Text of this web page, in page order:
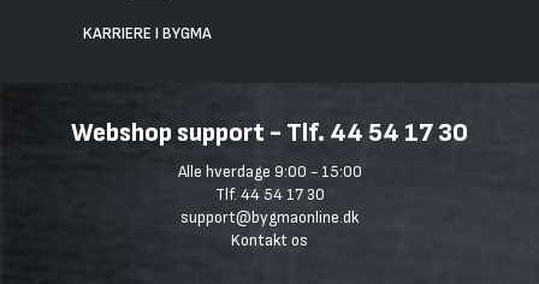
KARRIERE I BYGMA
Webshop support - Tlf. 44 54 17 30
Alle hverdage 9:00 - 15:00
Tlf. 44 54 17 30
support@bygmaonline.dk
Kontakt os